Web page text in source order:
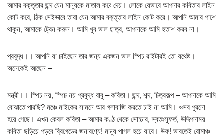
আমার বক্তৃতার ছন্দ যেন মানুষকে মাতাল করে দেয়। লোকে যেভাবে আপনার কবিতার লাইন
কোট করে, ঠিক সেইভাবে তারা যেন আমার বক্তৃতার লাইন কোট করে। আপনি আমার পাশে
থাকুন, আমাকে ট্রেন করুন। আমি খুব ভাল ছাত্র, আপনাকে আমি হতাশ করব না।
প্রবুদ্ধ।। আপনি যা চাইছেন তার জন্য একজন ভাল স্পিচ রাইটারই তো যথেষ্ট।
অনেকেই আছেন –
মন্ত্রী।। স্পিচ নয়, স্পিচ নয় প্রবুদ্ধ বাবু – কবিতা। ছন্দ, শব্দ, চিত্রকল্প – আপনাকে আমি
বোঝাতে পারছি? মঞ্চে মাইকের সামনে আর গলাবাজি করতে চাই না আমি। ওসব পুরনো
হয়ে গেছে। এখন কেবল কবিতা – আমার কণ্ঠ থেকে সোচ্চার, স্বতঃস্ফূর্ত, উদ্দিপনাময়
কবিতা ছড়িয়ে পড়বে ব্রিগেডের জনারণ্যে! মানুষ পাগল হয়ে যাবে। উফ! ভাবতেই রোমাঞ্চ